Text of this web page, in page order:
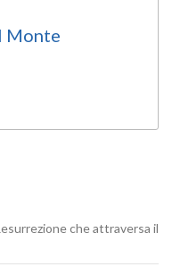
Monte
che attraversa il